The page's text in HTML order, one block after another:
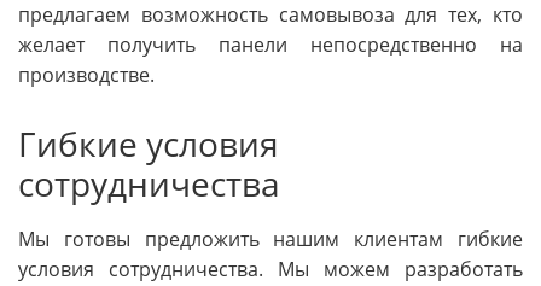
предлагаем возможность самовывоза для тех, кто
желает получить панели непосредственно на
производстве.
Гибкие условия
сотрудничества
Мы готовы предложить нашим клиентам гибкие
условия сотрудничества. Мы можем разработать